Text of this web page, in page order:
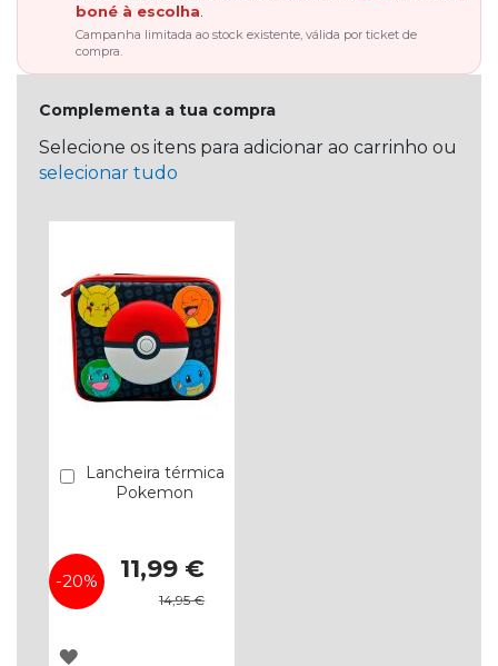
boné à escolha
Campanha limitada ao stock existente, válida por ticket de
compra.
Complementa a tua compra
Selecione os itens para adicionar ao carrinho ou
selecionar tudo
Lancheira térmica
Pokemon
-20%
Special
Price
11,99 €
14,95 €
Comprar
ADICIONAR